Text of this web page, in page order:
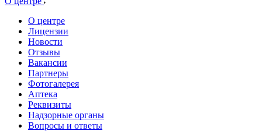
О центре
Лицензии
Новости
Отзывы
Вакансии
Партнеры
Фотогалерея
Аптека
Реквизиты
Надзорные органы
Вопросы и ответы